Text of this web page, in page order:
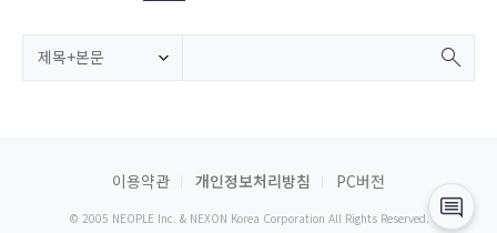
제목+본문
이용약관 개인정보처리방침 PC버전
© 2005 NEOPLE Inc. & NEXON Korea Corporation All Rights Reserved.